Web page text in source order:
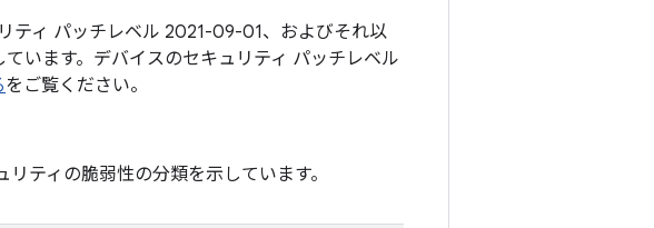
ティ パッチレベル 2021-09-01、およびそれ以
います。デバイスのセキュリティ パッチレベル
をご覧ください。
ティの脆弱性の分類を示しています。